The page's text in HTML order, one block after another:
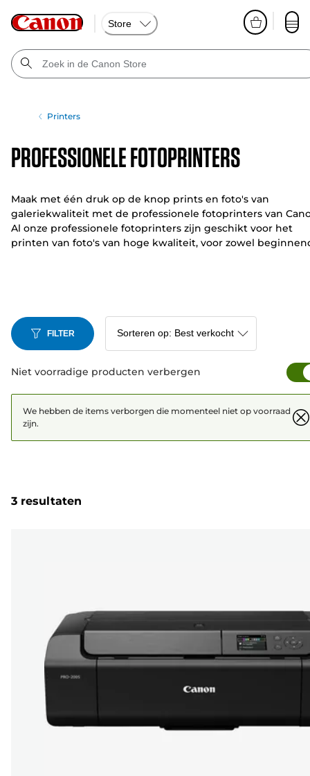
Store
Printers
Professionele fotoprinters
Maak met één druk op de knop prints en foto's van
galeriekwaliteit met de professionele fotoprinters van
Al onze professionele fotoprinters zijn geschikt voor het
printen van foto's van hoge kwaliteit, voor zowel
FILTER
Niet voorradige producten verbergen
We hebben de items verborgen die momenteel niet op voorraad
zijn.
3 resultaten